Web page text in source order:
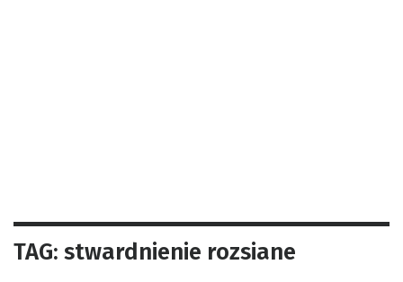
TAG: stwardnienie rozsiane